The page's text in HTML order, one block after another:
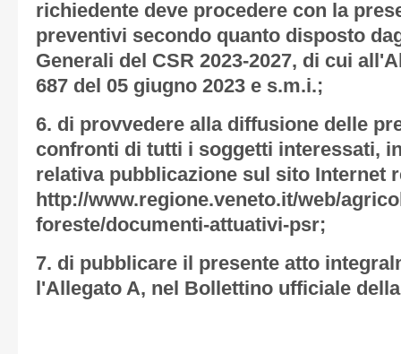
richiedente deve procedere con la
preventivi secondo quanto disposto
Generali del CSR 2023-2027, di cui
687 del 05 giugno 2023 e s.m.i.;
6. di provvedere alla diffusione delle
confronti di tutti i soggetti interessati,
relativa pubblicazione sul sito Internet
http://www.regione.veneto.it/web/
foreste/documenti-attuativi-psr;
7. di pubblicare il presente atto
l'Allegato A, nel Bollettino ufficiale